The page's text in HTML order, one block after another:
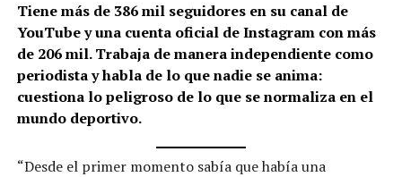
Tiene más de 386 mil seguidores en su canal de
YouTube y una cuenta oficial de Instagram con más
de 206 mil. Trabaja de manera independiente como
periodista y habla de lo que nadie se anima:
cuestiona lo peligroso de lo que se normaliza en el
mundo deportivo.
“Desde el primer momento sabía que había una